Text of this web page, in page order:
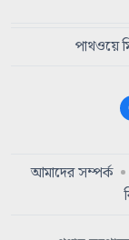
পাথওয়ে
আমাদের সম্পর্ক